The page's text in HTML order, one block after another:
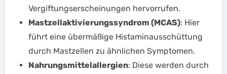
Vergiftungserscheinungen hervorrufen.
Mastzellaktivierungssyndrom (MCAS): Hier
führt eine übermäßige Histaminausschüttung
durch Mastzellen zu ähnlichen Symptomen.
Nahrungsmittelallergien: Diese werden durch